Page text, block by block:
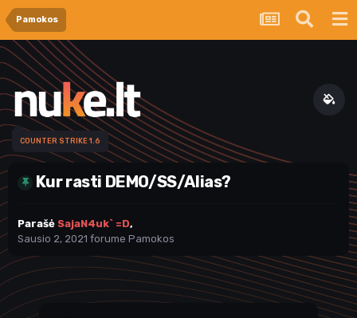
Pamokos
COUNTER STRIKE 1.6
Kur rasti DEMO/SS/Alias?
Parašė SajaN4uk` =D,
Sausio 2, 2021 forume Pamokos